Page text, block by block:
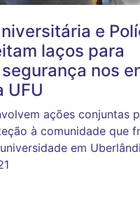
e
laços para
nos
UFU
ações conjuntas
à comunidade que
em